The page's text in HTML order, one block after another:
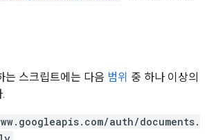
는 스크립트에는 다음 범위 중 하나 이상의
auth/documents.